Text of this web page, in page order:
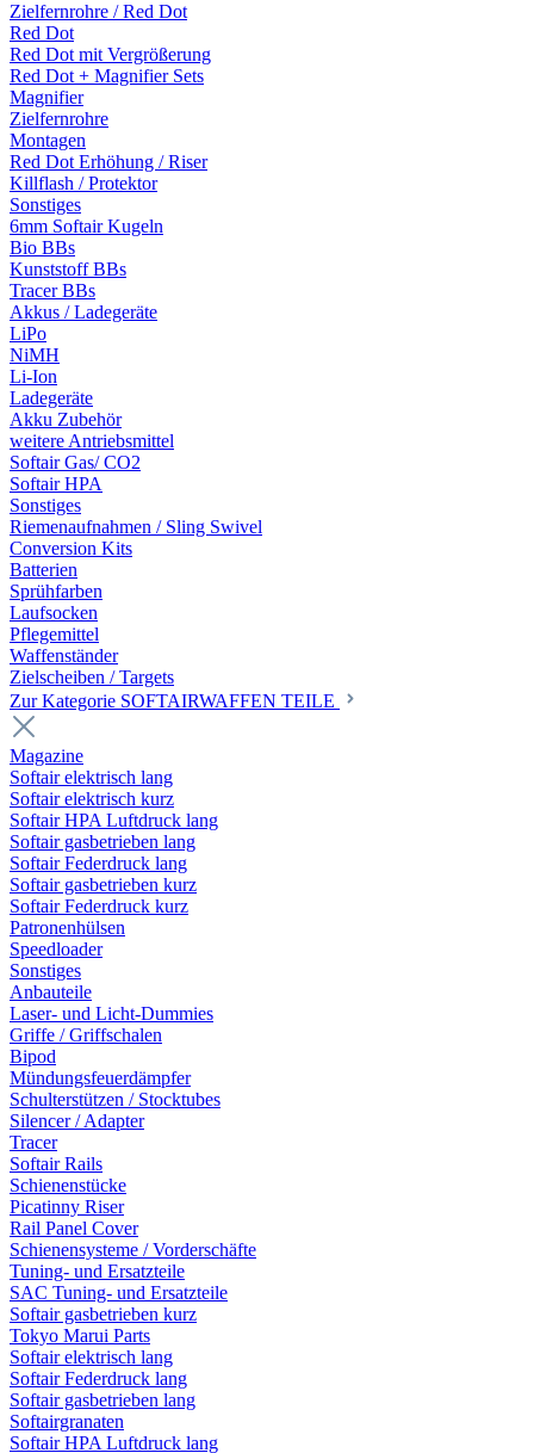
Zielfernrohre / Red Dot
Red Dot
Red Dot mit Vergrößerung
Red Dot + Magnifier Sets
Magnifier
Zielfernrohre
Montagen
Red Dot Erhöhung / Riser
Killflash / Protektor
Sonstiges
6mm Softair Kugeln
Bio BBs
Kunststoff BBs
Tracer BBs
Akkus / Ladegeräte
LiPo
NiMH
Li-Ion
Ladegeräte
Akku Zubehör
weitere Antriebsmittel
Softair Gas/ CO2
Softair HPA
Sonstiges
Riemenaufnahmen / Sling Swivel
Conversion Kits
Batterien
Sprühfarben
Laufsocken
Pflegemittel
Waffenständer
Zielscheiben / Targets
Zur Kategorie SOFTAIRWAFFEN TEILE
Magazine
Softair elektrisch lang
Softair elektrisch kurz
Softair HPA Luftdruck lang
Softair gasbetrieben lang
Softair Federdruck lang
Softair gasbetrieben kurz
Softair Federdruck kurz
Patronenhülsen
Speedloader
Sonstiges
Anbauteile
Laser- und Licht-Dummies
Griffe / Griffschalen
Bipod
Mündungsfeuerdämpfer
Schulterstützen / Stocktubes
Silencer / Adapter
Tracer
Softair Rails
Schienenstücke
Picatinny Riser
Rail Panel Cover
Schienensysteme / Vorderschäfte
Tuning- und Ersatzteile
SAC Tuning- und Ersatzteile
Softair gasbetrieben kurz
Tokyo Marui Parts
Softair elektrisch lang
Softair Federdruck lang
Softair gasbetrieben lang
Softairgranaten
Softair HPA Luftdruck lang